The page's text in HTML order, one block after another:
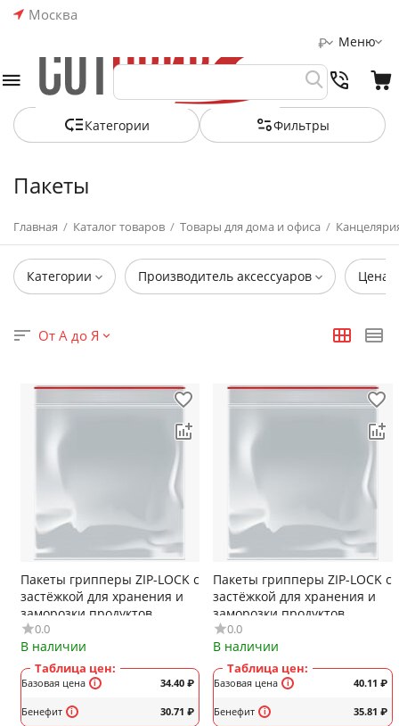
Москва
Меню
₽
Категории Фильтры
Пакеты
Главная / Каталог товаров / Товары для дома и офиса /
Категории Производитель аксессуаров Цена
От А до Я
Пакеты грипперы ZIP-LOCK с
застёжкой для хранения и
заморозки продуктов
AVIORA, 150x200мм, 35мкм,
100шт/уп, (арт.107-009)
0.0
В наличии
Таблица цен:
Базовая цена
Бенефит
34.40 ₽
30.71 ₽
Пакеты грипперы ZIP-LOCK с
застёжкой для хранения и
заморозки продуктов
AVIORA, 150x220мм, 35мкм,
100шт/уп, (арт.107-010)
0.0
В наличии
Таблица цен:
Базовая цена
Бенефит
40.11 ₽
35.81 ₽